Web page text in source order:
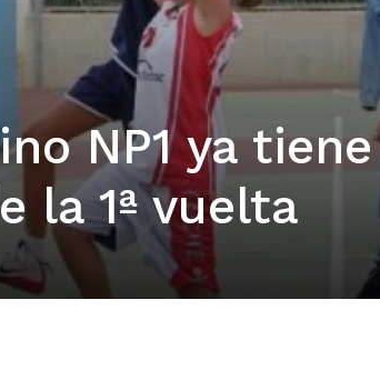
NP1 ya tiene
la 1ª vuelta